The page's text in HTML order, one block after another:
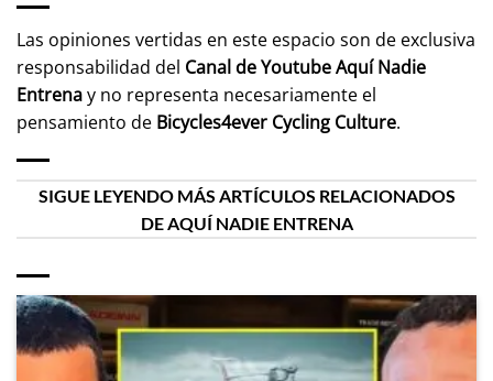
Las opiniones vertidas en este espacio son de exclusiva
responsabilidad del Canal de YoutubeAquí Nadie
Entrenay no representa necesariamente el
pensamiento de Bicycles4ever Cycling Culture.
SIGUE LEYENDO MÁS ARTÍCULOS RELACIONADOS
DE AQUÍ NADIE ENTRENA